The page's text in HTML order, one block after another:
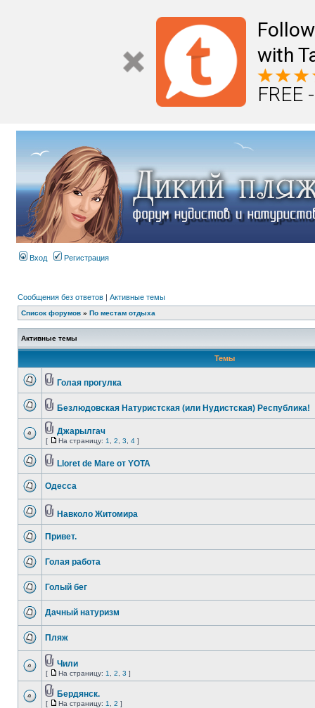
with
FREE
Вход Регистрация
Сообщения без ответов | Активные темы
Список форумов » По местам отдыха
Активные темы
Темы
Голая прогулка
Безлюдовская Натуристская (или Нудистская) Республика!
Джарылгач
[ На страницу: 1 2 3 4 ]
Lloret de Mare от YOTA
Одесса
Навколо Житомира
Привет.
Голая работа
Голый бег
Дачный натуризм
Пляж
Чили
[ На страницу: 1 2 3 ]
Бердянск.
[ На страницу: 1 2 ]